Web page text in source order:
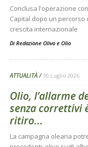
Conclusa l'operazione
Capital dopo un
crescita internazionale
Di Redazione Olivo e Olio
ATTUALITÀ 30 Luglio 2026
Olio, l’allarme
senza correttivi
ritiro...
La campagna olearia